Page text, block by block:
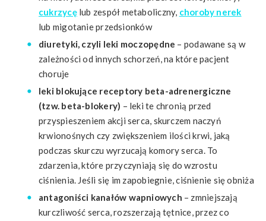
cukrzycęlub zespół metaboliczny, choroby nerek
lub migotanie przedsionków
diuretyki, czyli leki moczopędne – podawane są w
zależności od innych schorzeń, na które pacjent
choruje
leki blokujące receptory beta-adrenergiczne
(tzw. beta-blokery) – leki te chronią przed
przyspieszeniem akcji serca, skurczem naczyń
krwionośnych czy zwiększeniem ilości krwi, jaką
podczas skurczu wyrzucają komory serca. To
zdarzenia, które przyczyniają się do wzrostu
ciśnienia. Jeśli się im zapobiegnie, ciśnienie się obniża
antagoniści kanałów wapniowych – zmniejszają
kurczliwość serca, rozszerzają tętnice, przez co